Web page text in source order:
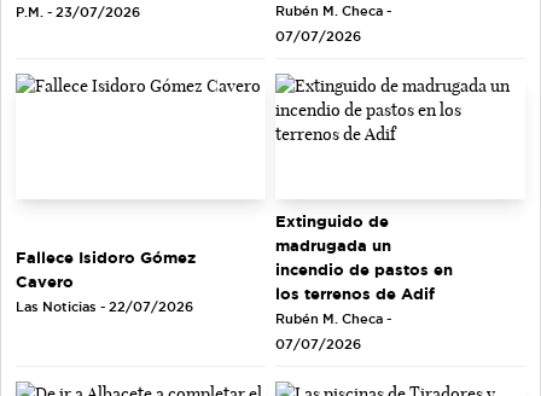
P.M. - 23/07/2026
Rubén M. Checa -
07/07/2026
Fallece Isidoro Gómez
Cavero
Las Noticias - 22/07/2026
Extinguido de
madrugada un
incendio de pastos en
los terrenos de Adif
Rubén M. Checa -
07/07/2026